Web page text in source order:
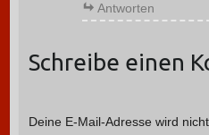
Antworten
Schreibe einen
Deine E-Mail-Adresse wird